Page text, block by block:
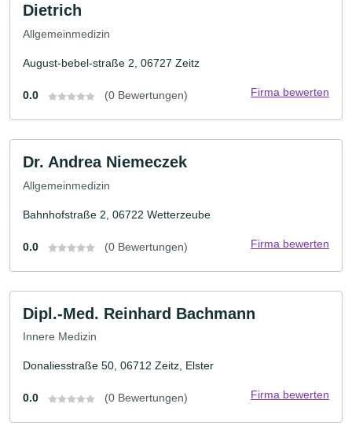
Dietrich
Allgemeinmedizin
August-bebel-straße 2, 06727 Zeitz
0.0 (0 Bewertungen) Firma bewerten
Dr. Andrea Niemeczek
Allgemeinmedizin
Bahnhofstraße 2, 06722 Wetterzeube
0.0 (0 Bewertungen) Firma bewerten
Dipl.-Med. Reinhard Bachmann
Innere Medizin
Donaliesstraße 50, 06712 Zeitz, Elster
0.0 (0 Bewertungen) Firma bewerten